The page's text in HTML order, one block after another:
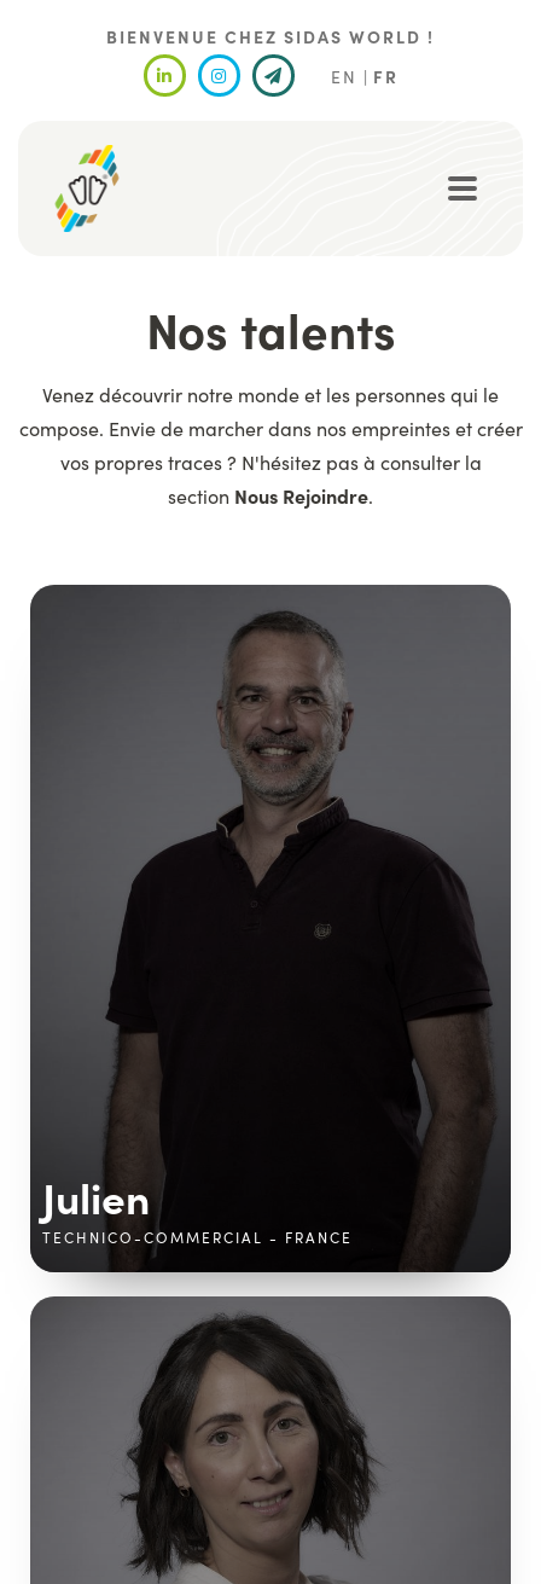
BIENVENUE CHEZ SIDAS WORLD !
EN
FR
Nos talents
Venez découvrir notre monde et les personnes qui le
compose. Envie de marcher dans nos empreintes et créer
vos propres traces ? N'hésitez pas à consulter la
section Nous Rejoindre.
Julien
TECHNICO-COMMERCIAL - FRANCE